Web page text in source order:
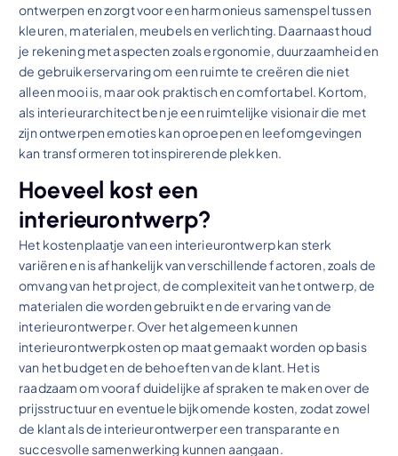
ontwerpen en zorgt voor een harmonieus samenspel tussen
kleuren, materialen, meubels en verlichting. Daarnaast houd
je rekening met aspecten zoals ergonomie, duurzaamheid en
de gebruikerservaring om een ruimte te creëren die niet
alleen mooi is, maar ook praktisch en comfortabel. Kortom,
als interieurarchitect ben je een ruimtelijke visionair die met
zijn ontwerpen emoties kan oproepen en leefomgevingen
kan transformeren tot inspirerende plekken.
Hoeveel kost een
interieurontwerp?
Het kostenplaatje van een interieurontwerp kan sterk
variëren en is afhankelijk van verschillende factoren, zoals de
omvang van het project, de complexiteit van het ontwerp, de
materialen die worden gebruikt en de ervaring van de
interieurontwerper. Over het algemeen kunnen
interieurontwerpkosten op maat gemaakt worden op basis
van het budget en de behoeften van de klant. Het is
raadzaam om vooraf duidelijke afspraken te maken over de
prijsstructuur en eventuele bijkomende kosten, zodat zowel
de klant als de interieurontwerper een transparante en
succesvolle samenwerking kunnen aangaan.